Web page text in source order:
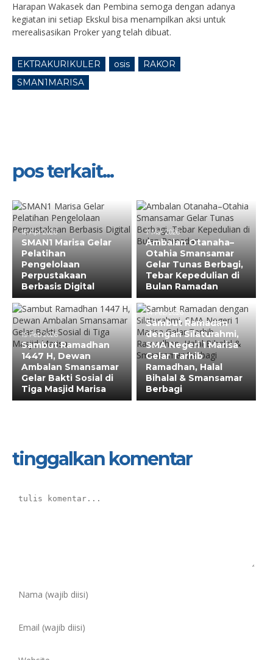
Harapan Wakasek dan Pembina semoga dengan adanya
kegiatan ini setiap Ekskul bisa menampilkan aksi untuk
merealisasikan Proker yang telah dibuat.
EKTRAKURIKULER osis
RAKOR
SMAN1MARISA
pos terkait...
18 Apr 2026
SMAN1 Marisa Gelar
Pelatihan
Pengelolaan
Perpustakaan
Berbasis Digital
7 Mar 2026
Ambalan Otanaha–
Otahia Smansamar
Gelar Tunas Berbagi,
Tebar Kepedulian di
Bulan Ramadan
19 Feb 2026
Sambut Ramadhan
1447 H, Dewan
Ambalan Smansamar
Gelar Bakti Sosial di
Tiga Masjid Marisa
14 Feb 2026
Sambut Ramadan
dengan Silaturahmi,
SMA Negeri 1 Marisa
Gelar Tarhib
Ramadhan, Halal
Bihalal & Smansamar
Berbagi
tinggalkan komentar